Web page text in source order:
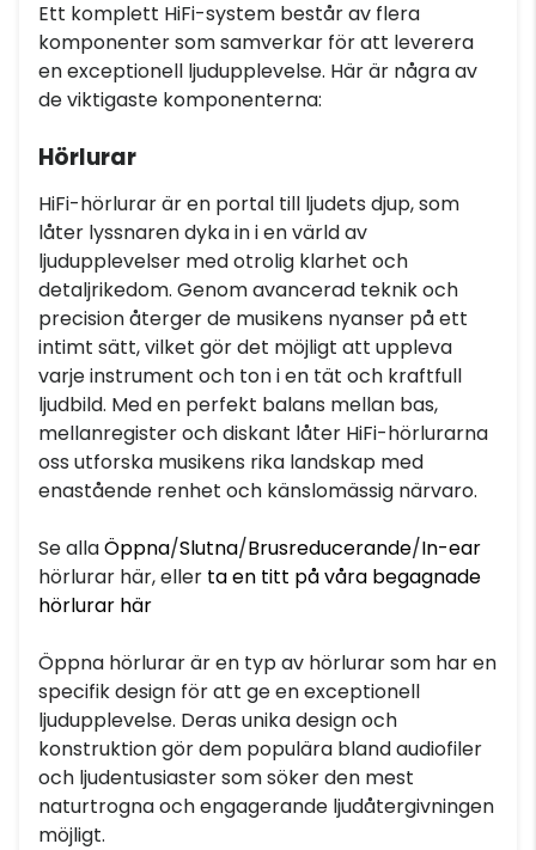
Ett komplett HiFi-system består av flera
komponenter som samverkar för att leverera
en exceptionell ljudupplevelse. Här är några av
de viktigaste komponenterna:
Hörlurar
HiFi-hörlurar är en portal till ljudets djup, som
låter lyssnaren dyka in i en värld av
ljudupplevelser med otrolig klarhet och
detaljrikedom. Genom avancerad teknik och
precision återger de musikens nyanser på ett
intimt sätt, vilket gör det möjligt att uppleva
varje instrument och ton i en tät och kraftfull
ljudbild. Med en perfekt balans mellan bas,
mellanregister och diskant låter HiFi-hörlurarna
oss utforska musikens rika landskap med
enastående renhet och känslomässig närvaro.
Se allaÖppna/Slutna/Brusreducerande/In-ear
hörlurar här, eller ta en titt på våra begagnade
hörlurar här
Öppna hörlurar är en typ av hörlurar som har en
specifik design för att ge en exceptionell
ljudupplevelse. Deras unika design och
konstruktion gör dem populära bland audiofiler
och ljudentusiaster som söker den mest
naturtrogna och engagerande ljudåtergivningen
möjligt.